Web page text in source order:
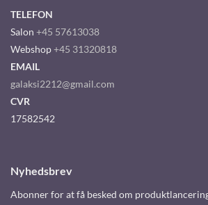
TELEFON
Salon +45 57613038
Webshop+45 31320818
EMAIL
galaksi2212@gmail.com
CVR
17582542
Nyhedsbrev
Abonner for at få besked om